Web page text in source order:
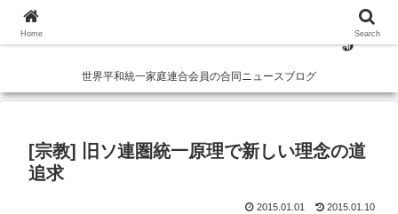
世界平和統一家庭連合会員の合同ニュースブログ
[宗教] 旧ソ連圏統一原理で新しい理念の道
追求
2015.01.01 2015.01.10
Home Search